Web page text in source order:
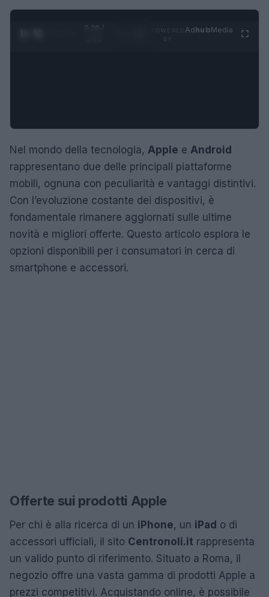
0:29 /
AdhubMedia
Nel mondo della tecnologia, Apple e Android
rappresentano due delle principali piattaforme
mobili, ognuna con peculiarità e vantaggi distintivi.
Con l’evoluzione costante dei dispositivi, è
fondamentale rimanere aggiornati sulle ultime
novità e migliori offerte. Questo articolo esplora le
opzioni disponibili per i consumatori in cerca di
smartphone e accessori.
Offerte sui prodotti Apple
Per chi è alla ricerca di un iPhone, un iPad o di
accessori ufficiali, il sito Centronoli.it rappresenta
un valido punto di riferimento. Situato a Roma, il
negozio offre una vasta gamma di prodotti Apple a
prezzi competitivi. Acquistando online, è possibile